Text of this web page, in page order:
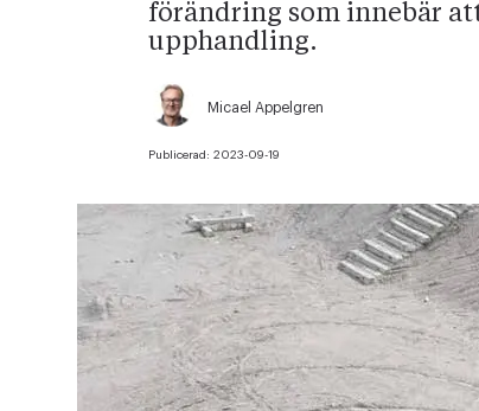
förändring som innebär
upphandling.
Micael Appelgren
Publicerad: 2023-09-19